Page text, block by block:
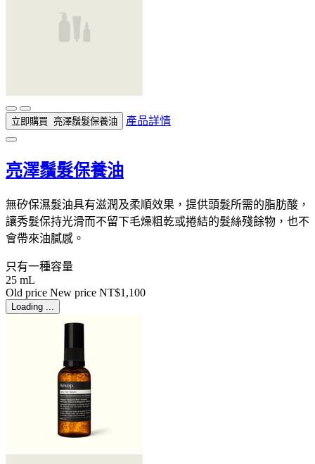
立即購買 亮澤鬚髮保養油 產品詳情
亮澤鬚髮保養油
無矽保濕髮油具有滋潤及柔順效果，提供頭髮所需的脂肪酸，
讓秀髮保持光滑而不留下毛燥粗乾或捲結的髮絲殘餘物，也不
會帶來油膩感。
只有一種容量
25 mL
Old price New price NT$1,100
Loading ...